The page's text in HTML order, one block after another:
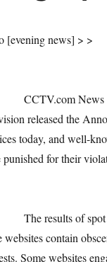
[evening news] > >
News
released the
today, and well-
punished for their
results of spot
websites contain
Some websites